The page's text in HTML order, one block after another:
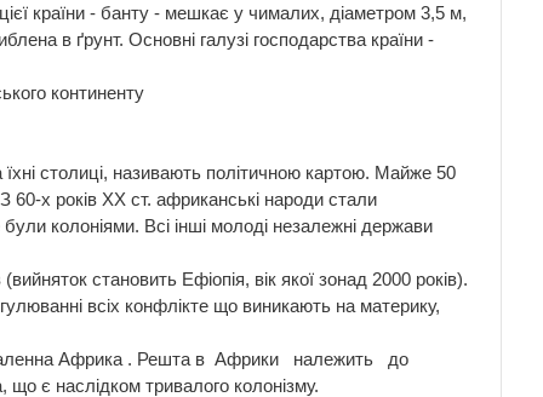
країни - банту - мешкає у чималих, діаметром 3,5 м,
в ґрунт. Основні галузі господарства країни -
континенту
столиці, називають політичною картою. Майже 50
60-х років XX ст. африканські народи стали
колоніями. Всі інші молоді незалежні держави
становить Ефіопія, вік якої зонад 2000 років).
всіх конфлік­те що виникають на материку,
Африка . Решта в Африки належить до
є наслідком тривалого колонізму.